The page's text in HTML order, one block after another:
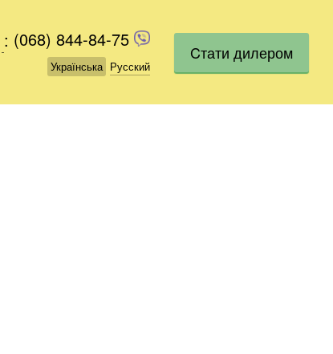
(068) 844-84-75
Українська Русский
: (068) 844-84-75
Українська Русский
Cтати дилером